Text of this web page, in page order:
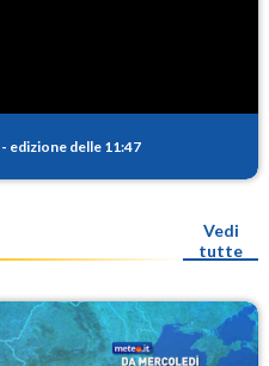
- edizione delle 11:47
Vedi
tutte